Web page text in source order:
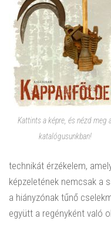
Kattints a képre, és nézd meg
katalógusunkban!
technikát érzékelem,
képzeletének nemcsak a
a hiányzónak tűnő
együtt a regényként való